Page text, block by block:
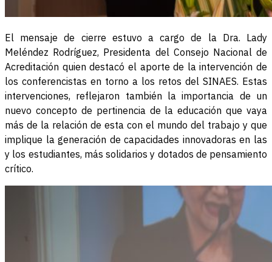
El mensaje de cierre estuvo a cargo de la Dra. Lady
Meléndez Rodríguez, Presidenta del Consejo Nacional de
Acreditación quien destacó el aporte de la intervención de
los conferencistas en torno a los retos del SINAES. Estas
intervenciones, reflejaron también la importancia de un
nuevo concepto de pertinencia de la educación que vaya
más de la relación de esta con el mundo del trabajo y que
implique la generación de capacidades innovadoras en las
y los estudiantes, más solidarios y dotados de pensamiento
crítico.